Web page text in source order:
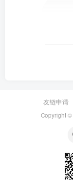
友链申请
Copyright ©